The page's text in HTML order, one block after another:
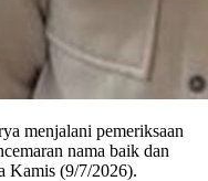
menjalani pemeriksaan
nama baik dan
Kamis (9/7/2026).